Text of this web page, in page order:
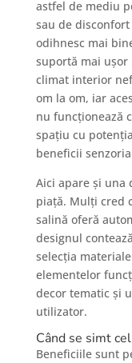
astfel de mediu
sau de
odihnesc mai
suportă mai ușor
climat interior
om la om, iar
nu funcționează
spațiu cu
beneficii
Aici apare și una
piață. Mulți cred
salină oferă
designul
selecția
elementelor
decor tematic și
utilizator.
Când se simt
Beneficiile sunt